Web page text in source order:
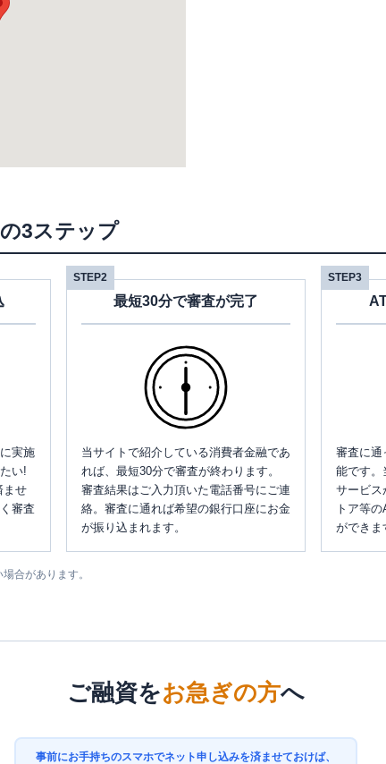
3ステップ
実施
い!
ませ
審査
STEP2
最短30分で審査が完了
当サイトで紹介している消費者金融であ
れば、最短30分で審査が終わります。
審査結果はご入力頂いた電話番号にご連
絡。審査に通れば希望の銀行口座にお金
が振り込まれます。
STEP3
審査に通
能です。
サービス
トア等
ができま
合があります。
ご融資をお急ぎの方へ
事前にお手持ちのスマホでネット申し込みを済ませておけば、